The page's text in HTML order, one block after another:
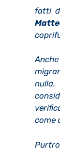
fatti
Anche
come